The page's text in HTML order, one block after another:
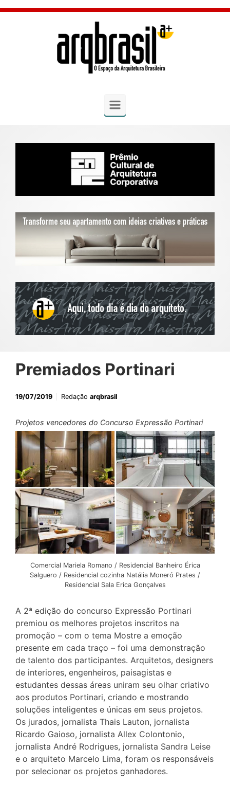
Skip to main content
Premiados Portinari
19/07/2019 Redação arqbrasil
Projetos vencedores do Concurso Expressão Portinari
Comercial Mariela Romano / Residencial Banheiro Érica
Salguero / Residencial cozinha Natália Moneró Prates /
Residencial Sala Erica Gonçalves
A 2ª edição do concurso Expressão Portinari
premiou os melhores projetos inscritos na
promoção – com o tema Mostre a emoção
presente em cada traço – foi uma demonstração
de talento dos participantes. Arquitetos, designers
de interiores, engenheiros, paisagistas e
estudantes dessas áreas uniram seu olhar criativo
aos produtos Portinari, criando e mostrando
soluções inteligentes e únicas em seus projetos.
Os jurados, jornalista Thais Lauton, jornalista
Ricardo Gaioso, jornalista Allex Colontonio,
jornalista André Rodrigues, jornalista Sandra Leise
e o arquiteto Marcelo Lima, foram os responsáveis
por selecionar os projetos ganhadores.